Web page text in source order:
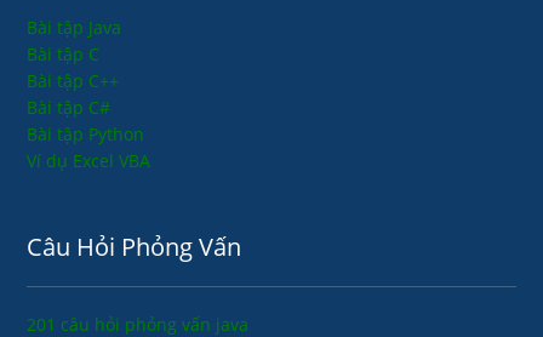
Bài tập Java
Bài tập C
Bài tập C++
Bài tập C#
Bài tập Python
Ví dụ Excel VBA
Câu Hỏi Phỏng Vấn
201 câu hỏi phỏng vấn java